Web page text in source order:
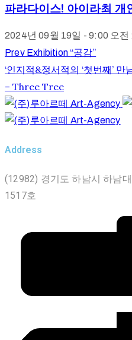
파라다이스! 아이라최 개
2024년 09월 19일 - 9:00 오전
Prev Exhibition “공감”
‘인지적&정서적의 ‘첫번째’ 만
– Three Tree
Address
(12982) 경기도 하남시 하남
1517호